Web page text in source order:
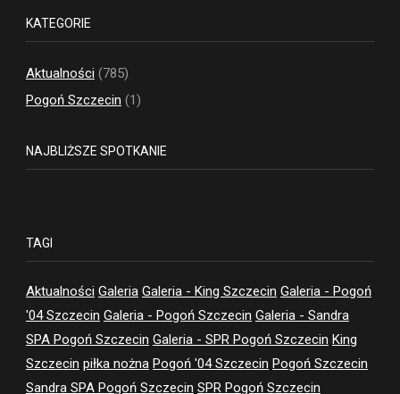
KATEGORIE
Aktualności (785)
Pogoń Szczecin (1)
NAJBLIŻSZE SPOTKANIE
TAGI
Aktualności Galeria Galeria - King Szczecin Galeria - Pogoń
'04 Szczecin Galeria - Pogoń Szczecin Galeria - Sandra
SPA Pogoń Szczecin Galeria - SPR Pogoń Szczecin King
Szczecin piłka nożna Pogoń '04 Szczecin Pogoń Szczecin
Sandra SPA Pogoń Szczecin SPR Pogoń Szczecin